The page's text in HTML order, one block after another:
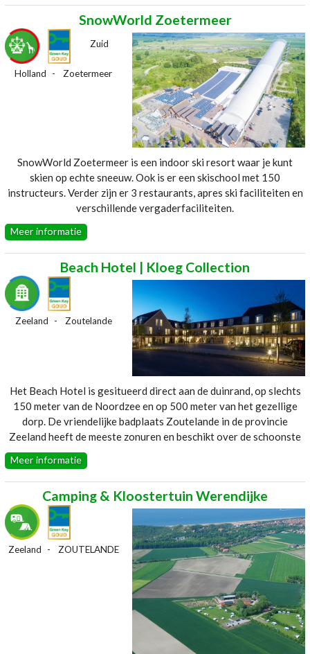
SnowWorld Zoetermeer
Zuid
Holland Zoetermeer
SnowWorld Zoetermeer is een indoor ski resort waar je kunt
skien op echte sneeuw. Ook is er een skischool met 150
instructeurs. Verder zijn er 3 restaurants, apres ski faciliteiten en
verschillende vergaderfaciliteiten.
Website:
Meer informatie
Beach Hotel | Kloeg Collection
Zeeland Zoutelande
Het Beach Hotel is gesitueerd direct aan de duinrand, op slechts
150 meter van de Noordzee en op 500 meter van het gezellige
dorp. De vriendelijke badplaats Zoutelande in de provincie
Zeeland heeft de meeste zonuren en beschikt over de schoonste
stranden van Nederland. Plaatsen als Domburg, Middelburg en
Vlissingen liggen op circa 10 kilometer afstand. Uw wandeling of
fietstocht begint en eindigt voor de deur van het hotel. Er is keuze
uit 3 kamer types: Deluxe, Superior en Suites. Alle kamers hebben
een eigen badkamer met douche, wastafel en toilet. De
comfortabele boxspring bedden van Auping en Eastborn zijn allen
2.10 meter lang en 1.80 meter breed. De airconditioning om te
verwarmen en te koelen bedient u met de thermostaat vanuit uw
eigen kamer. Telefoon, kluisje, haarföhn en een 42 inch led-
televisie zijn standaard in iedere kamer. Alle kamers hebben
afwisselend een terras, balkon of Frans balkon met openslaande
deuren.
Beach-Hotel--Kloeg-Collection
Meer informatie
Camping & Kloostertuin Werendijke
Zeeland ZOUTELANDE